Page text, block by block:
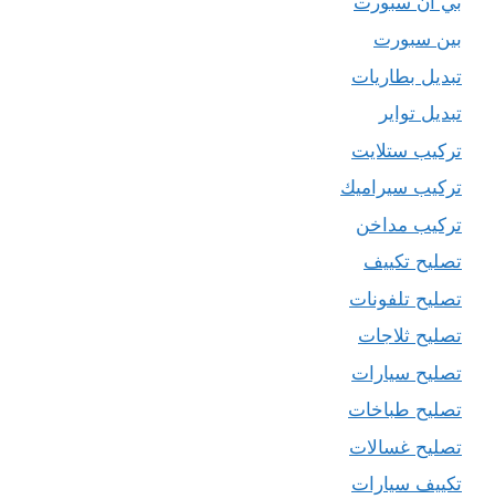
بين سبورت
تبديل بطاريات
تبديل تواير
تركيب ستلايت
تركيب سيراميك
تركيب مداخن
تصليح تكييف
تصليح تلفونات
تصليح ثلاجات
تصليح سيارات
تصليح طباخات
تصليح غسالات
تكييف سيارات